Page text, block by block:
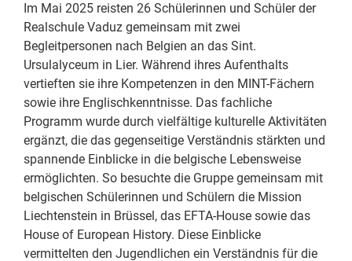
Im Mai 2025 reisten 26 Schülerinnen und Schüler der
Realschule Vaduz gemeinsam mit zwei
Begleitpersonen nach Belgien an das Sint.
Ursulalyceum in Lier. Während ihres Aufenthalts
vertieften sie ihre Kompetenzen in den MINT-Fächern
sowie ihre Englischkenntnisse. Das fachliche
Programm wurde durch vielfältige kulturelle Aktivitäten
ergänzt, die das gegenseitige Verständnis stärkten und
spannende Einblicke in die belgische Lebensweise
ermöglichten. So besuchte die Gruppe gemeinsam mit
belgischen Schülerinnen und Schülern die Mission
Liechtenstein in Brüssel, das EFTA-House sowie das
House of European History. Diese Einblicke
vermittelten den Jugendlichen ein Verständnis für die